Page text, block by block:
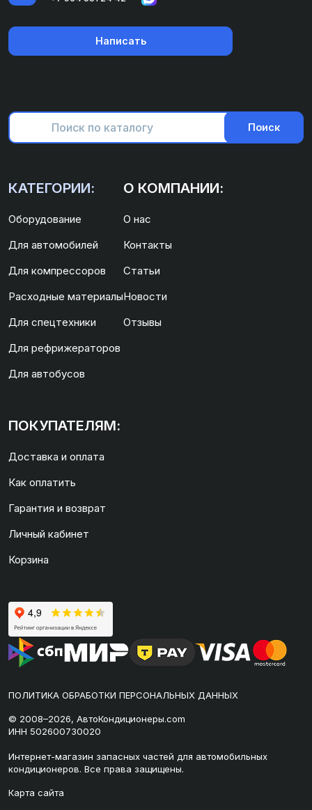
Написать
Поиск
КАТЕГОРИИ:
Оборудование
Для автомобилей
Для компрессоров
Расходные материалы
Для спецтехники
Для рефрижераторов
Для автобусов
О КОМПАНИИ:
О нас
Контакты
Статьи
Новости
Отзывы
ПОКУПАТЕЛЯМ:
Доставка и оплата
Как оплатить
Гарантия и возврат
Личный кабинет
Корзина
ПОЛИТИКА ОБРАБОТКИ ПЕРСОНАЛЬНЫХ ДАННЫХ
© 2008–2026, АвтоКондиционеры.com
ИНН 502600730020
Интернет-магазин запасных частей для автомобильных
кондиционеров. Все права защищены.
Карта сайта